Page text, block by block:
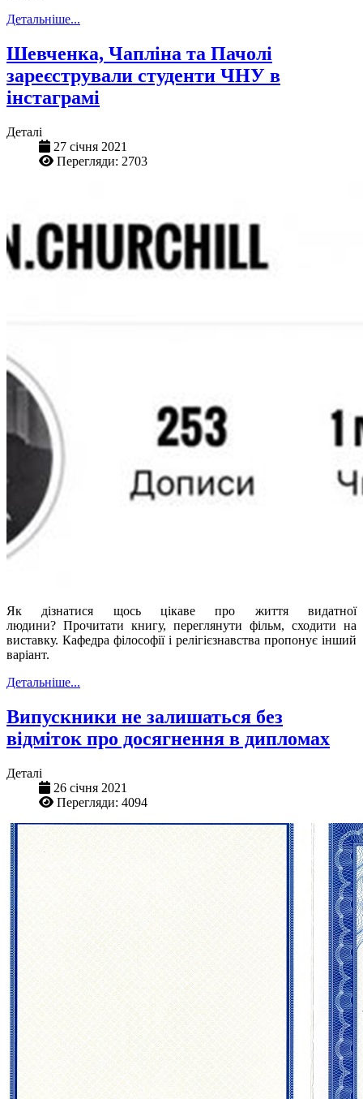
Детальніше...
Шевченка, Чапліна та Пачолі
зареєстрували студенти ЧНУ в
інстаграмі
Деталі
27 січня 2021
Перегляди: 2703
Як дізнатися щось цікаве про життя видатної
людини? Прочитати книгу, переглянути фільм, сходити на
виставку. Кафедра філософії і релігієзнавства пропонує інший
варіант.
Детальніше...
Випускники не залишаться без
відміток про досягнення в дипломах
Деталі
26 січня 2021
Перегляди: 4094